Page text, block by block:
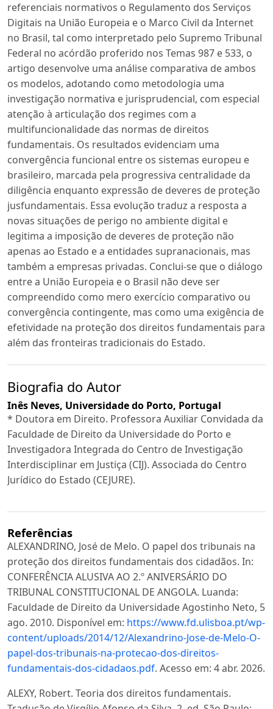
referenciais normativos o Regulamento dos Serviços
Digitais na União Europeia e o Marco Civil da Internet
no Brasil, tal como interpretado pelo Supremo Tribunal
Federal no acórdão proferido nos Temas 987 e 533, o
artigo desenvolve uma análise comparativa de ambos
os modelos, adotando como metodologia uma
investigação normativa e jurisprudencial, com especial
atenção à articulação dos regimes com a
multifuncionalidade das normas de direitos
fundamentais. Os resultados evidenciam uma
convergência funcional entre os sistemas europeu e
brasileiro, marcada pela progressiva centralidade da
diligência enquanto expressão de deveres de proteção
jusfundamentais. Essa evolução traduz a resposta a
novas situações de perigo no ambiente digital e
legitima a imposição de deveres de proteção não
apenas ao Estado e a entidades supranacionais, mas
também a empresas privadas. Conclui-se que o diálogo
entre a União Europeia e o Brasil não deve ser
compreendido como mero exercício comparativo ou
convergência contingente, mas como uma exigência de
efetividade na proteção dos direitos fundamentais para
além das fronteiras tradicionais do Estado.
Biografia do Autor
Inês Neves, Universidade do Porto, Portugal
* Doutora em Direito. Professora Auxiliar Convidada da
Faculdade de Direito da Universidade do Porto e
Investigadora Integrada do Centro de Investigação
Interdisciplinar em Justiça (CIJ). Associada do Centro
Jurídico do Estado (CEJURE).
Referências
ALEXANDRINO, José de Melo. O papel dos tribunais na
proteção dos direitos fundamentais dos cidadãos. In:
CONFERÊNCIA ALUSIVA AO 2.º ANIVERSÁRIO DO
TRIBUNAL CONSTITUCIONAL DE ANGOLA. Luanda:
Faculdade de Direito da Universidade Agostinho Neto, 5
ago. 2010. Disponível em: https://www.fd.ulisboa.pt/wp-
content/uploads/2014/12/Alexandrino-Jose-de-Melo-O-
papel-dos-tribunais-na-protecao-dos-direitos-
fundamentais-dos-cidadaos.pdf. Acesso em: 4 abr. 2026.
ALEXY, Robert. Teoria dos direitos fundamentais.